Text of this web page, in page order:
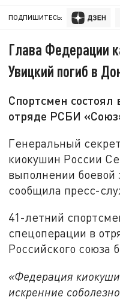
ПОДПИШИТЕСЬ:
Глава Федерации
Увицкий погиб в
Спортсмен состоял
отряде РСБИ
Генеральный
киокушин России
выполнении боевой
сообщила пресс-
41-летний
спецоперации в
Российского союза
«Федерация
искренние